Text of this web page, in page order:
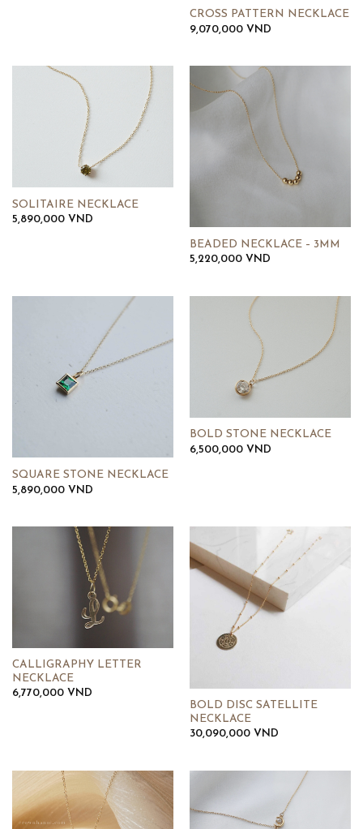
CROSS PATTERN NECKLACE
9,070,000 VND
SOLITAIRE NECKLACE
5,890,000 VND
BEADED NECKLACE – 3MM
5,220,000 VND
SQUARE STONE NECKLACE
5,890,000 VND
BOLD STONE NECKLACE
6,500,000 VND
CALLIGRAPHY LETTER
NECKLACE
6,770,000 VND
BOLD DISC SATELLITE
NECKLACE
30,090,000 VND